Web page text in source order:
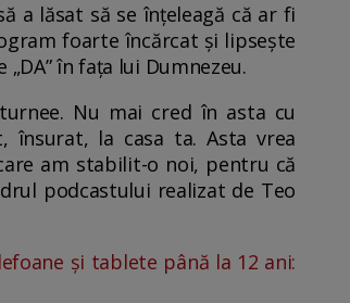
a lăsat să se înțeleagă că ar fi
foarte încărcat și lipsește
în fața lui Dumnezeu.
Nu mai cred în asta cu
însurat, la casa ta. Asta vrea
am stabilit-o noi, pentru că
podcastului realizat de Teo
și tablete până la 12 ani: